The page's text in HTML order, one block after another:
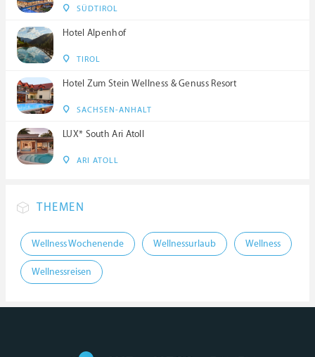
SÜDTIROL
Hotel Alpenhof
TIROL
Hotel Zum Stein Wellness & Genuss Resort
SACHSEN-ANHALT
LUX* South Ari Atoll
ARI ATOLL
THEMEN
Wellness Wochenende Wellnessurlaub Wellness
Wellnessreisen